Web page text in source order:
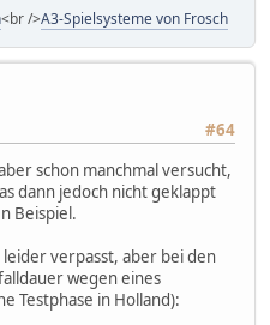
<br />A3-Spielsysteme von Frosch
#64
schon manchmal versucht,
dann jedoch nicht geklappt
Beispiel.
verpasst, aber bei den
wegen eines
Testphase in Holland):